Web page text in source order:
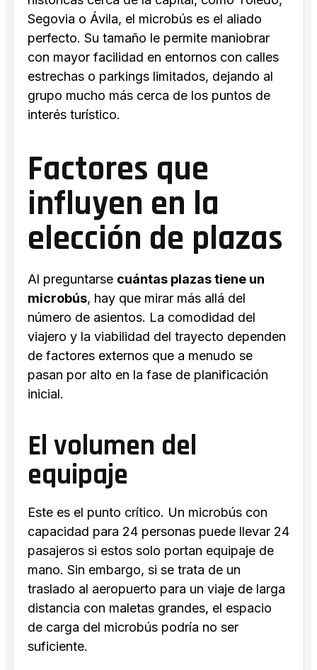
Segovia o Ávila, el microbús es el aliado
perfecto. Su tamaño le permite maniobrar
con mayor facilidad en entornos con calles
estrechas o parkings limitados, dejando al
grupo mucho más cerca de los puntos de
interés turístico.
Factores que
influyen en la
elección de plazas
Al preguntarse cuántas plazas tiene un
microbús, hay que mirar más allá del
número de asientos. La comodidad del
viajero y la viabilidad del trayecto dependen
de factores externos que a menudo se
pasan por alto en la fase de planificación
inicial.
El volumen del
equipaje
Este es el punto crítico. Un microbús con
capacidad para 24 personas puede llevar 24
pasajeros si estos solo portan equipaje de
mano. Sin embargo, si se trata de un
traslado al aeropuerto para un viaje de larga
distancia con maletas grandes, el espacio
de carga del microbús podría no ser
suficiente.